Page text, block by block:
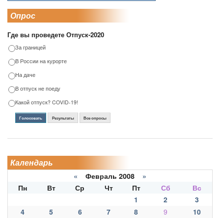
Опрос
Где вы проведете Отпуск-2020
За границей
В России на курорте
На даче
В отпуск не поеду
Какой отпуск? COVID-19!
Голосовать Результаты Все опросы
Календарь
« Февраль 2008 »
Пн
Вт Ср Чт Пт Сб
Вс
1
2
3
4
5 6 7 8 9
10